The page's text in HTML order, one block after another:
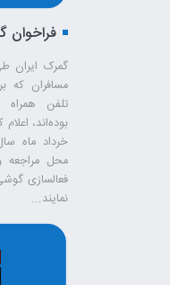
گمرک ایران
مسافران که
تلفن
خرداد ماه
محل مراجعه
فعالسازی
نمایند...